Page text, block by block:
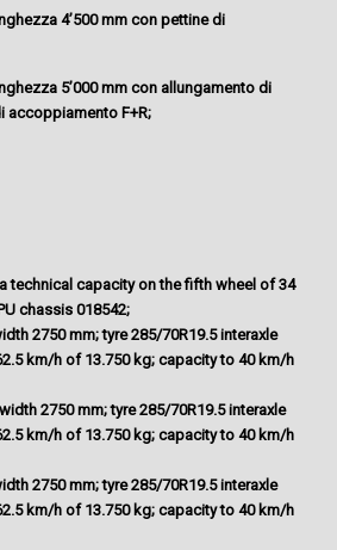
4’500 mm con pettine di
5’000 mm con allungamento di
accoppiamento F+R;
technical capacity on the fifth wheel of 34
chassis 018542;
2750 mm; tyre 285/70R19.5 interaxle
km/h of 13.750 kg; capacity to 40 km/h
2750 mm; tyre 285/70R19.5 interaxle
km/h of 13.750 kg; capacity to 40 km/h
2750 mm; tyre 285/70R19.5 interaxle
km/h of 13.750 kg; capacity to 40 km/h